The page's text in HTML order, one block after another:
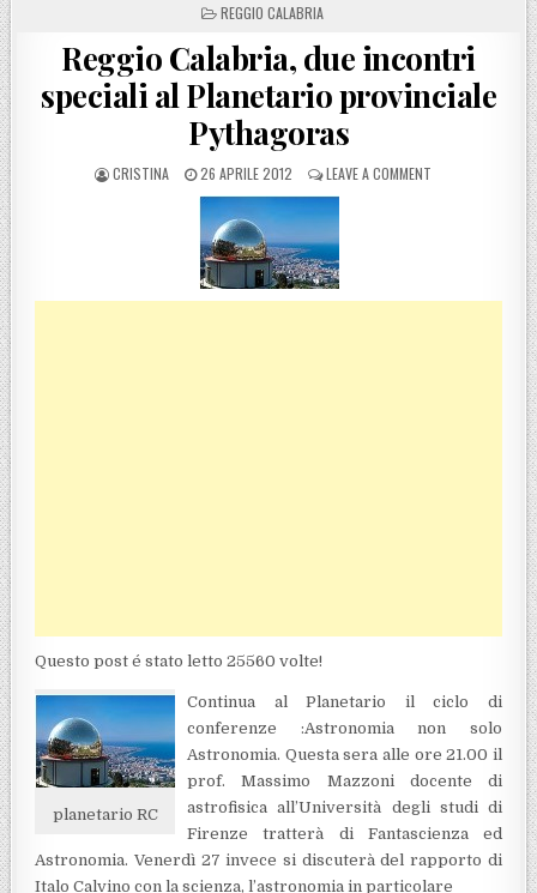
POSTED IN
REGGIO CALABRIA
Reggio Calabria, due incontri
speciali al Planetario provinciale
Pythagoras
POSTED BY
CRISTINA POSTED ON
26 APRILE 2012 LEAVE A COMMENTON REGGIO
Questo post é stato letto 25560 volte!
planetario RC
Continua al Planetario il ciclo di
conferenze :Astronomia non solo
Astronomia. Questa sera alle ore 21.00 il
prof. Massimo Mazzoni docente di
astrofisica all’Università degli studi di
Firenze tratterà di Fantascienza ed
Astronomia. Venerdì 27 invece si discuterà del rapporto di
Italo Calvino con la scienza, l’astronomia in particolare